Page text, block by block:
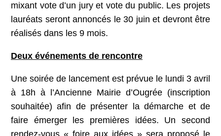
mixant vote d’un jury et vote du public. Les projets
lauréats seront annoncés le 30 juin et devront être
réalisés dans les 9 mois.
Deux événements de rencontre
Une soirée de lancement est prévue le lundi 3 avril
à 18h à l’Ancienne Mairie d’Ougrée (inscription
souhaitée) afin de présenter la démarche et de
faire émerger les premières idées. Un second